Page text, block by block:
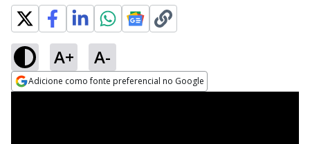
A+ A-
Adicione como fonte preferencial no Google